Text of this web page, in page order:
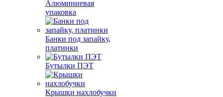
Алюминиевая
упаковка
Банки под запайку,
платинки
Бутылки ПЭТ
Крышки нахлобучки